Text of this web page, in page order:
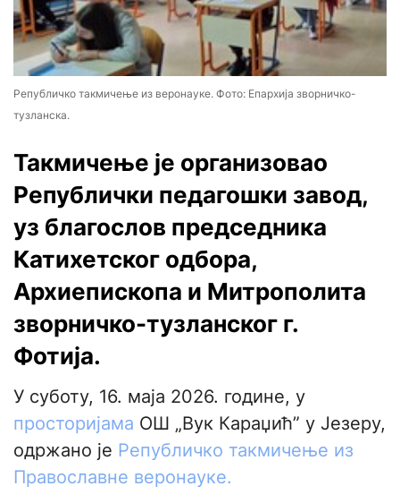
Републичко такмичење из веронауке. Фото: Епархија зворничко-
тузланска.
Такмичење је организовао
Републички педагошки завод,
уз благослов председника
Катихетског одбора,
Архиепископа и Митрополита
зворничко-тузланског г.
Фотија.
У суботу, 16. маја 2026. године, у
просторијама ОШ „Вук Караџић” у Језеру,
одржано је Републичко такмичење из
Православне веронауке.